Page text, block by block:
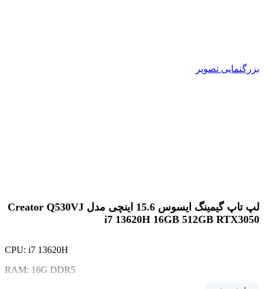
بزرگنمایی تصویر
لپ تاپ گیمینگ ایسوس 15.6 اینچی مدل Creator Q530VJ
i7 13620H 16GB 512GB RTX3050
CPU: i7 13620H
RAM: 16G DDR5